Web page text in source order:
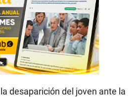
desaparición del joven ante la